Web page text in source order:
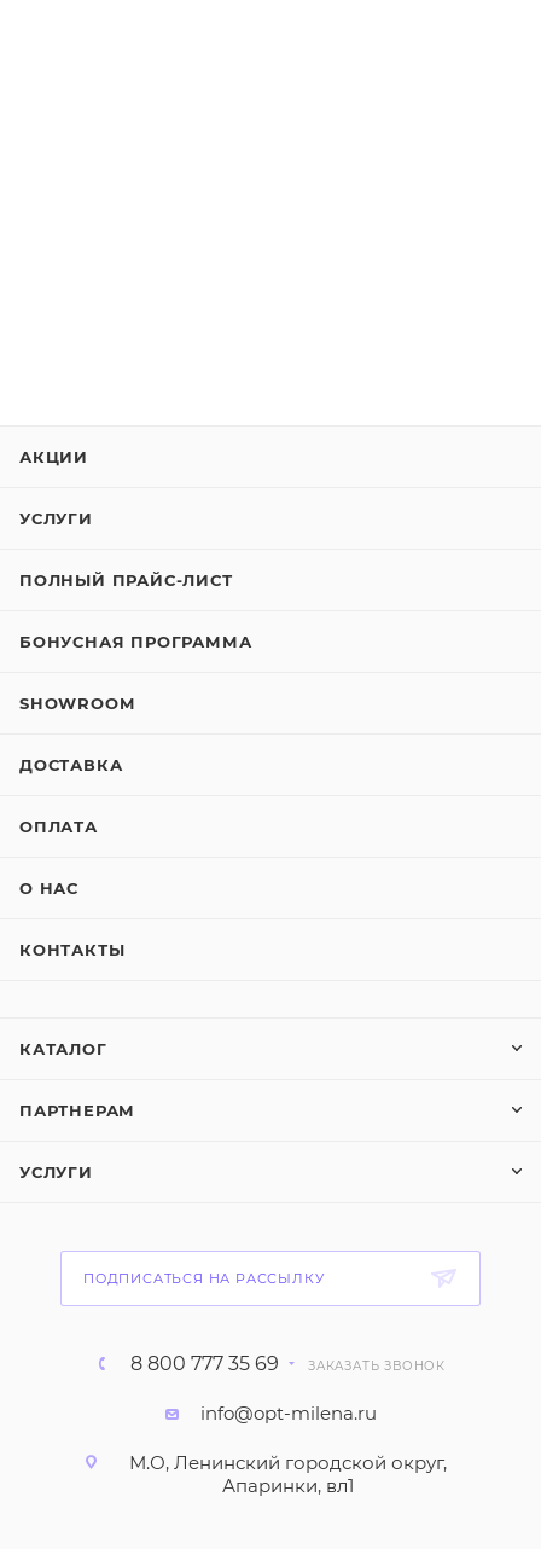
АКЦИИ
УСЛУГИ
ПОЛНЫЙ ПРАЙС-ЛИСТ
БОНУСНАЯ ПРОГРАММА
SHOWROOM
ДОСТАВКА
ОПЛАТА
О НАС
КОНТАКТЫ
КАТАЛОГ
ПАРТНЕРАМ
УСЛУГИ
ПОДПИСАТЬСЯ НА РАССЫЛКУ
8 800 777 35 69 ЗАКАЗАТЬ ЗВОНОК
info@opt-milena.ru
М.О, Ленинский городской округ,
Апаринки, вл1